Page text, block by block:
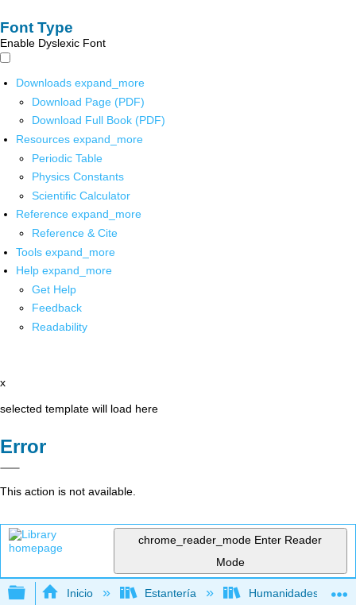
Font Type
Enable Dyslexic Font
Downloads expand_more
Download Page (PDF)
Download Full Book (PDF)
Resources expand_more
Periodic Table
Physics Constants
Scientific Calculator
Reference expand_more
Reference & Cite
Tools expand_more
Help expand_more
Get Help
Feedback
Readability
x
selected template will load here
Error
This action is not available.
chrome_reader_mode Enter Reader
Mode
Expandir/contraer jerarquía global
Inicio Estantería Humanidades